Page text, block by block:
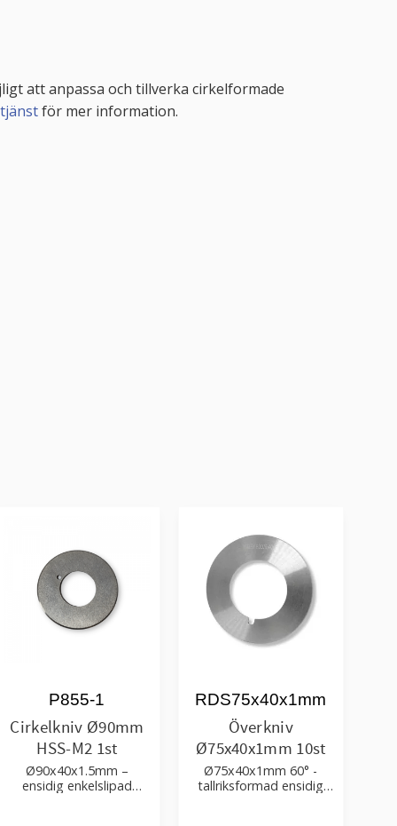
att anpassa och tillverka cirkelformade
för mer information.
Cirkelkniv Ø90mm
HSS-M2 1st
Ø90x40x1.5mm –
ensidig enkelslipad
P855-1
Överkniv
Ø75x40x1mm 10st
Ø75x40x1mm 60° -
tallriksformad ensidig
RDS75x40x1mm